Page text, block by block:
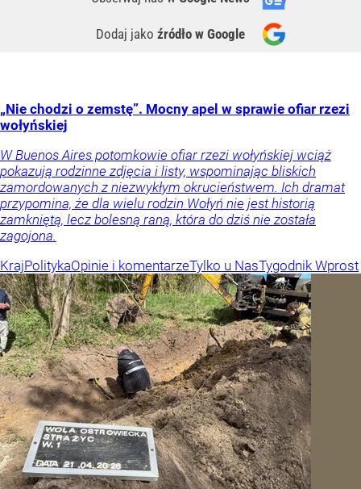
Dodaj jako źródło w Google
„Nie chodzi o zemstę”. Mocny apel w sprawie ofiar rzezi
wołyńskiej
W Buenos Aires potomkowie ofiar rzezi wołyńskiej wciąż
pokazują rodzinne zdjęcia i listy, wspominając bliskich
zamordowanych z niezwykłym okrucieństwem. Ich dramat
przypomina, że dla wielu rodzin Wołyń nie jest historią
zamkniętą, lecz bolesną raną, która do dziś nie została
zagojona.
KrajPolitykaOpinie i komentarzeTylko u NasTygodnik Wprost